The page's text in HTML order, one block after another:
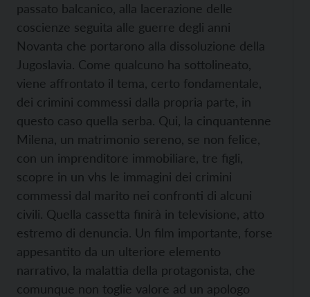
passato balcanico, alla lacerazione delle
coscienze seguita alle guerre degli anni
Novanta che portarono alla dissoluzione della
Jugoslavia. Come qualcuno ha sottolineato,
viene affrontato il tema, certo fondamentale,
dei crimini commessi dalla propria parte, in
questo caso quella serba. Qui, la cinquantenne
Milena, un matrimonio sereno, se non felice,
con un imprenditore immobiliare, tre figli,
scopre in un vhs le immagini dei crimini
commessi dal marito nei confronti di alcuni
civili. Quella cassetta finirà in televisione, atto
estremo di denuncia. Un film importante, forse
appesantito da un ulteriore elemento
narrativo, la malattia della protagonista, che
comunque non toglie valore ad un apologo